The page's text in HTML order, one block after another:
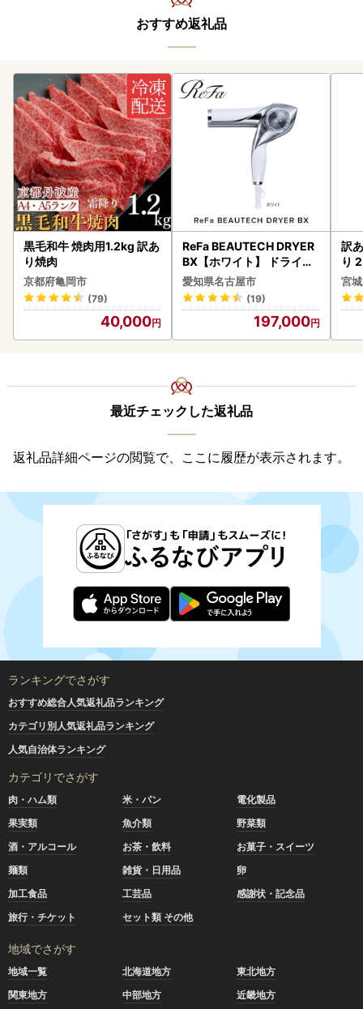
おすすめ返礼品
黒毛和牛 焼肉用1.2kg 訳あ
り焼肉
京都府亀岡市
(79)
40,000
ReFa BEAUTECH DRYER
BX【ホワイト】 ドライヤ
ー 美容 家電 ドライヤー リ
ファ
愛知県名古屋市
(19)
197,000
訳
り
鮭
宮
最近チェックした返礼品
返礼品詳細ページの閲覧で、ここに履歴が表示されます。
ランキングでさがす
おすすめ総合人気返礼品ランキング
カテゴリ別人気返礼品ランキング
人気自治体ランキング
カテゴリでさがす
肉・ハム類 米・パン
電化製品
果実類
魚介類
野菜類
酒・アルコール
お茶・飲料
お菓子・スイーツ
麺類
雑貨・日用品
卵
加工食品
工芸品
感謝状・記念品
旅行・チケット
セット類 その他
地域でさがす
地域一覧 北海道地方
東北地方
関東地方
中部地方
近畿地方